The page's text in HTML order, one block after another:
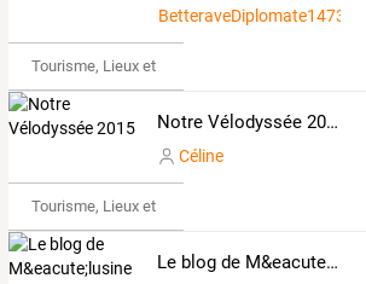
BetteraveDiplomate1473404
Tourisme, Lieux et Événements
Notre Vélodyssée 2015
Céline
Tourisme, Lieux et Événements
Le blog de M&eacute;lusine